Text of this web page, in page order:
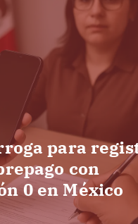
para
con
0 en México